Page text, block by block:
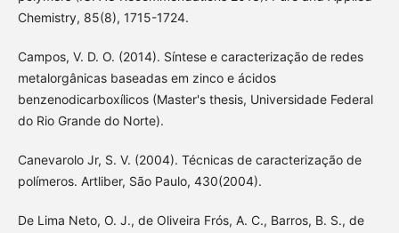
Chemistry, 85(8), 1715-1724.
Campos, V. D. O. (2014). Síntese e caracterização de redes
metalorgânicas baseadas em zinco e ácidos
benzenodicarboxílicos (Master's thesis, Universidade Federal
do Rio Grande do Norte).
Canevarolo Jr, S. V. (2004). Técnicas de caracterização de
polímeros. Artliber, São Paulo, 430(2004).
De Lima Neto, O. J., de Oliveira Frós, A. C., Barros, B. S., de